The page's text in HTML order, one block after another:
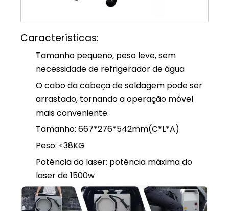
Características:
Tamanho pequeno, peso leve, sem
necessidade de refrigerador de água
O cabo da cabeça de soldagem pode ser
arrastado, tornando a operação móvel
mais conveniente.
Tamanho: 667*276*542mm(C*L*A)
Peso: <38KG
Potência do laser: potência máxima do
laser de 1500w